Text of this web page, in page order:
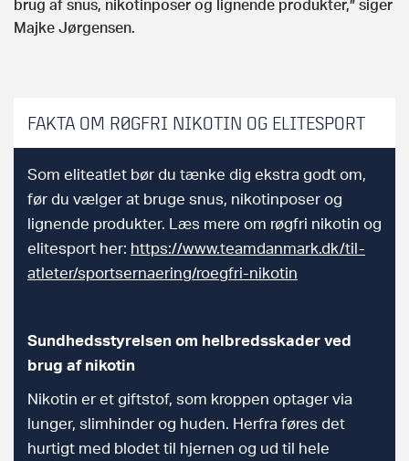
brug af snus, nikotinposer og lignende produkter,” siger
Majke Jørgensen.
FAKTA OM RØGFRI NIKOTIN OG ELITESPORT
Som eliteatlet bør du tænke dig ekstra godt om,
før du vælger at bruge snus, nikotinposer og
lignende produkter. Læs mere om røgfri nikotin og
elitesport her: https://www.teamdanmark.dk/til-
atleter/sportsernaering/roegfri-nikotin
Sundhedsstyrelsen om helbredsskader ved
brug af nikotin
Nikotin er et giftstof, som kroppen optager via
lunger, slimhinder og huden. Herfra føres det
hurtigt med blodet til hjernen og ud til hele